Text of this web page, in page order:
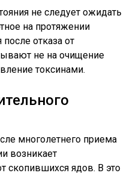
не следует ожидать
на протяжении
отказа от
не на очищение
токсинами.
многолетнего приема
возникает
скопившихся ядов. В это